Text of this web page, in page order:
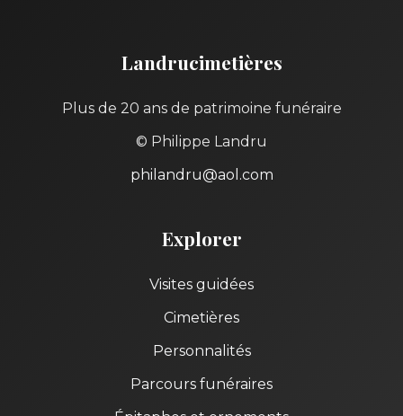
Landrucimetières
Plus de 20 ans de patrimoine funéraire
© Philippe Landru
philandru@aol.com
Explorer
Visites guidées
Cimetières
Personnalités
Parcours funéraires